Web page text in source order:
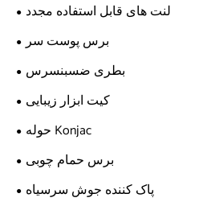
لنت های قابل استفاده مجدد
برس پوست سر
بطری ضسبنسرس
کیت ابزار زیبایی
حوله Konjac
برس حمام چوبی
پاک کننده جوش سرسیاه